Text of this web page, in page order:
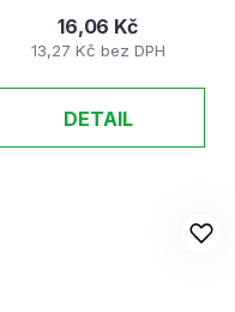
13,27 Kč bez DPH
16,06 Kč
DETAIL